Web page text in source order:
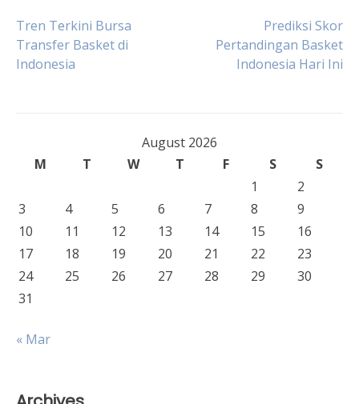
Post
navigation
Tren Terkini Bursa
Transfer Basket di
Indonesia
Prediksi Skor
Pertandingan Basket
Indonesia Hari Ini
August 2026
M
T W T F S
S
1
2
3
4 5 6 7 8
9
10
11 12 13 14 15
16
17
18 19 20 21 22
23
24
25 26 27 28 29
30
31
« Mar